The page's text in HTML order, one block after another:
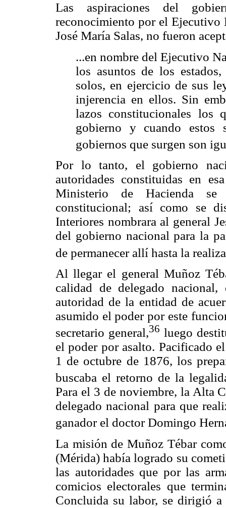
Las aspiraciones del
reconocimiento por el Ejecutivo
José María Salas, no fueron
...en nombre del Ejecutivo
los asuntos de los
solos, en ejercicio de sus
injerencia en ellos. Sin
lazos constitucionales los
gobierno y cuando estos
gobiernos que surgen son
Por lo tanto, el gobierno
autoridades constituidas en
Ministerio de Hacienda
constitucional; así como se
Interiores nombrara al general
del gobierno nacional para la
de permanecer allí hasta la
Al llegar el general Muñoz
calidad de delegado
autoridad de la entidad de
asumido el poder por este
secretario general,36 luego
el poder por asalto. Pacificado
1 de octubre de 1876, los
buscaba el retorno de la
Para el 3 de noviembre, la Alta
delegado nacional para que
ganador el doctor Domingo
La misión de Muñoz Tébar
(Mérida) había logrado su
las autoridades que por las
comicios electorales que
Concluida su labor, se dirigió